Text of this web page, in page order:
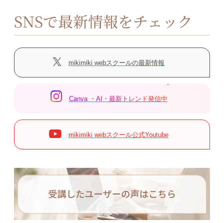
SNSで最新情報をチェック
mikimiki webスクールの最新情報
Canva ・AI・最新トレンド発信中
mikimiki webスクール公式Youtube